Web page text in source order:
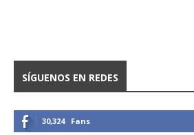
SÍGUENOS EN REDES
30,324 Fans